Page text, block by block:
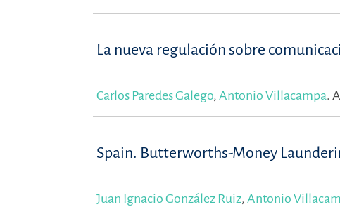
La nueva regulación sobre
Carlos Paredes Galego, Antonio Villacampa.
Spain. Butterworths-Money
Juan Ignacio González Ruiz, Antonio